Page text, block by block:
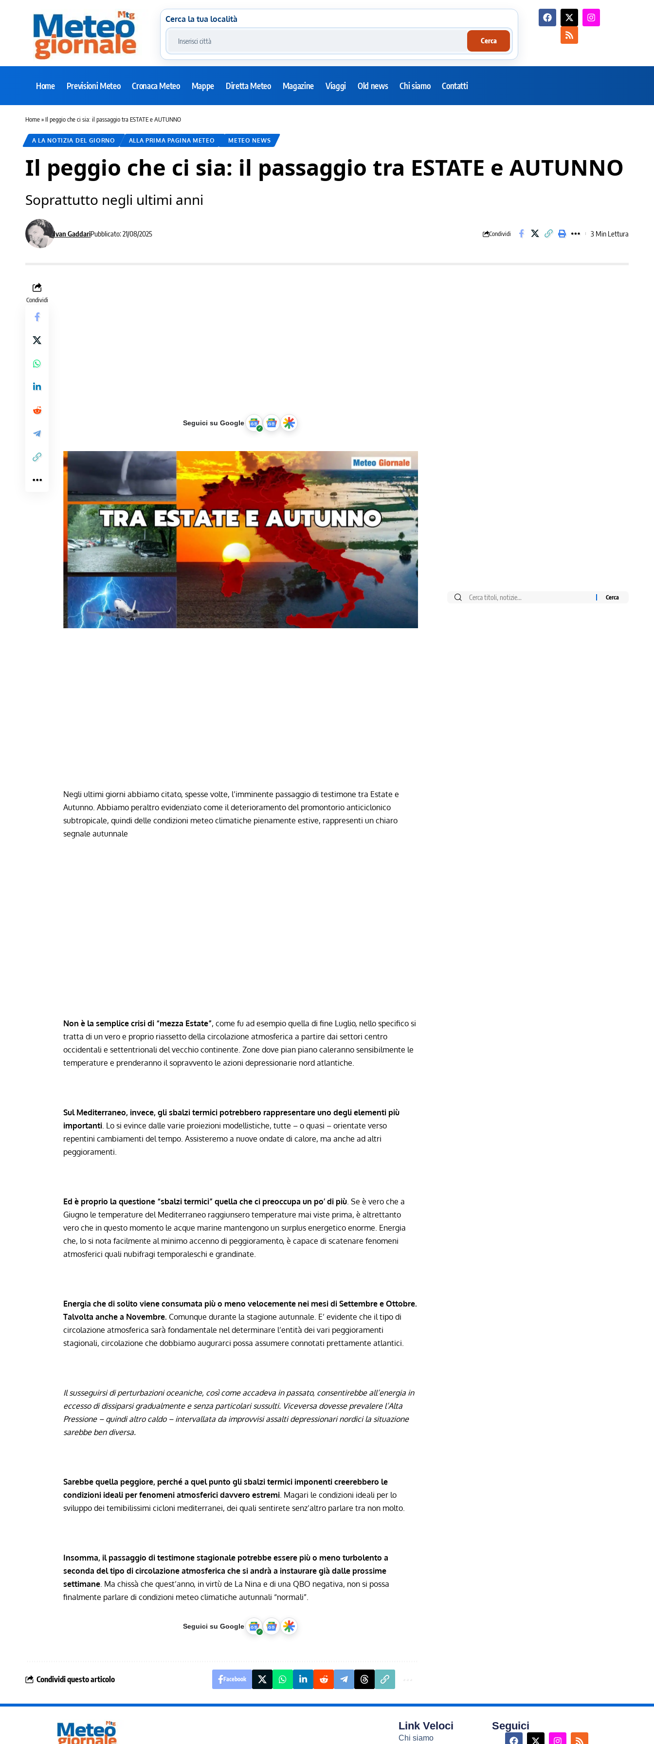
Cerca la tua località
Cerca
Home Previsioni Meteo Cronaca Meteo Mappe Diretta Meteo Magazine Viaggi Old news Chi siamo Contatti
Home» Il peggio che ci sia: il passaggio tra ESTATE e AUTUNNO
A LA NOTIZIA DEL GIORNO ALLA PRIMA PAGINA METEO METEO NEWS
Il peggio che ci sia: il passaggio tra ESTATE e AUTUNNO
Soprattutto negli ultimi anni
Ivan GaddariPubblicato: 21/08/2025 Condividi 3 Min Lettura
Condividi
Seguici su Google
Negli ultimi giorni abbiamo citato, spesse volte, l’imminente passaggio di testimone tra Estate e
Autunno. Abbiamo peraltro evidenziato come il deterioramento del promontorio anticiclonico
subtropicale, quindi delle condizioni meteo climatiche pienamente estive, rappresenti un chiaro
segnale autunnale
Non è la semplice crisi di “mezza Estate”, come fu ad esempio quella di fine Luglio, nello specifico si
tratta di un vero e proprio riassetto della circolazione atmosferica a partire dai settori centro
occidentali e settentrionali del vecchio continente. Zone dove pian piano caleranno sensibilmente le
temperature e prenderanno il sopravvento le azioni depressionarie nord atlantiche.
Sul Mediterraneo, invece, gli sbalzi termici potrebbero rappresentare uno degli elementi più
importanti. Lo si evince dalle varie proiezioni modellistiche, tutte – o quasi – orientate verso
repentini cambiamenti del tempo. Assisteremo a nuove ondate di calore, ma anche ad altri
peggioramenti.
Ed è proprio la questione “sbalzi termici” quella che ci preoccupa un po’ di più. Se è vero che a
Giugno le temperature del Mediterraneo raggiunsero temperature mai viste prima, è altrettanto
vero che in questo momento le acque marine mantengono un surplus energetico enorme. Energia
che, lo si nota facilmente al minimo accenno di peggioramento, è capace di scatenare fenomeni
atmosferici quali nubifragi temporaleschi e grandinate.
Energia che di solito viene consumata più o meno velocemente nei mesi di Settembre e Ottobre.
Talvolta anche a Novembre. Comunque durante la stagione autunnale. E’ evidente che il tipo di
circolazione atmosferica sarà fondamentale nel determinare l’entità dei vari peggioramenti
stagionali, circolazione che dobbiamo augurarci possa assumere connotati prettamente atlantici.
Il susseguirsi di perturbazioni oceaniche, così come accadeva in passato, consentirebbe all’energia in
eccesso di dissiparsi gradualmente e senza particolari sussulti. Viceversa dovesse prevalere l’Alta
Pressione – quindi altro caldo – intervallata da improvvisi assalti depressionari nordici la situazione
sarebbe ben diversa.
Sarebbe quella peggiore, perché a quel punto gli sbalzi termici imponenti creerebbero le
condizioni ideali per fenomeni atmosferici davvero estremi. Magari le condizioni ideali per lo
sviluppo dei temibilissimi cicloni mediterranei, dei quali sentirete senz’altro parlare tra non molto.
Insomma, il passaggio di testimone stagionale potrebbe essere più o meno turbolento a
seconda del tipo di circolazione atmosferica che si andrà a instaurare già dalle prossime
settimane. Ma chissà che quest’anno, in virtù de La Nina e di una QBO negativa, non si possa
finalmente parlare di condizioni meteo climatiche autunnali “normali”.
Seguici su Google
Condividi questo articolo Facebook
Link Veloci
Chi siamo
Seguici